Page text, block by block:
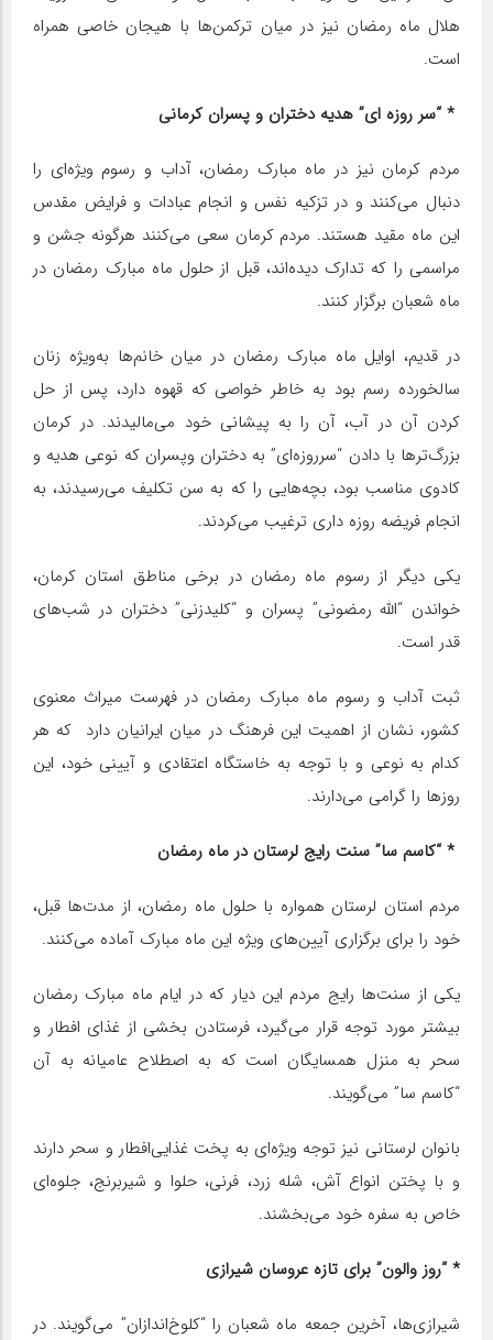
هلال ماه رمضان نیز در میان ترکمن‌ها با هیجان خاصی همراه
است.
* “سر روزه ای” هدیه دختران و پسران کرمانی
مردم کرمان نیز در ماه مبارک رمضان، آداب و رسوم ویژه‌ای را
دنبال می‌کنند و در تزکیه نفس و انجام عبادات و فرایض مقدس
این ماه مقید هستند. مردم کرمان سعی می‌کنند هرگونه جشن و
مراسمی را که تدارک دیده‌اند، قبل از حلول ماه مبارک رمضان در
ماه شعبان برگزار کنند.
در قدیم، اوایل ماه مبارک رمضان در میان خانم‌ها به‌ویژه زنان
سالخورده رسم بود به خاطر خواصی که قهوه دارد، پس از حل
کردن آن در آب، آن را به پیشانی خود می‌مالیدند. در کرمان
بزرگ‌ترها با دادن “سرروزه‌ای” به دختران وپسران که نوعی هدیه و
کادوی مناسب بود، بچه‌هایی را که به سن تکلیف می‌رسیدند، به
انجام فریضه روزه داری ترغیب می‌کردند.
یکی دیگر از رسوم ماه رمضان در برخی مناطق استان کرمان،
خواندن “الله رمضونی” پسران و “کلیدزنی” دختران در شب‌های
قدر است.
ثبت آداب و رسوم ماه مبارک رمضان در فهرست میراث معنوی
کشور، نشان از اهمیت این فرهنگ در میان ایرانیان دارد ‌ که هر
کدام به نوعی و با توجه به خاستگاه اعتقادی و آیینی خود، این
روزها را گرامی می‌دارند.
* “کاسم سا” سنت رایج لرستان در ماه رمضان
م‍ردم‌ ‌اس‍ت‍‍ان‌ ل‍رس‍ت‍‍ان‌ ‌ه‍م‍و‌اره‌ ب‍‍ا ح‍ل‍ول‌ م‍‍اه‌ رم‍ض‍‍ان‌، از مدت‌ها قبل،
خ‍ود ر‌ا ب‍ر‌ای ب‍رگ‍ز‌اری ‌آی‍ی‍ن‌‌های وی‍ژه‌ ‌ای‍ن‌ م‍‍اه‌ م‍ب‍‍ارک‌ ‌آم‍‍اده‌ می‌ک‍ن‍ن‍د.
ی‍ک‍‍ی ‌از س‍ن‍ت‌‌ها ر‌ای‍ج‌ م‍ردم‌ ‌ای‍ن‌ دی‍‍ار ک‍ه‌ در ‌ای‍‍ام‌ م‍‍اه‌ م‍ب‍‍ارک‌ رم‍ض‍‍ان‌
ب‍ی‍ش‍ت‍ر م‍ورد ت‍وج‍ه‌ ق‍ر‌ار می‌گ‍ی‍رد، ف‍رس‍ت‍‍ادن‌ ب‍خ‍ش‍‍ی‌ ‌از ‌غ‍ذ‌ای ‌اف‍ط‍ار و
س‍ح‍ر ب‍ه‌ منزل ‌ه‍م‍س‍‍ای‍گ‍‍ان‌ است ک‍ه‌ ب‍ه‌ ‌اص‍طلاح‌ ‌ع‍‍ام‍ی‍‍ان‍ه‌ ب‍ه‌ ‌آن‌
“ک‍‍اس‍م‌ س‍‍ا” می‌گ‍وی‍ن‍د.
ب‍‍ان‍و‌ان‌ ل‍رس‍ت‍‍ان‍‍ی‌ ن‍ی‍ز ت‍وج‍ه‌ وی‍ژه‌‌ای به پ‍خ‍ت‌ ‌غ‍ذ‌ایی‌اف‍ط‍ار و س‍ح‍ر د‌ارند
و ب‍‍ا پ‍خ‍ت‍ن‌ ‌ان‍و‌ا‌ع‌‌ آش‌، ش‍ل‍ه‌ زرد، ف‍رن‍‍ی، ح‍ل‍و‌ا و ش‍ی‍رب‍رن‍ج‌، ج‍ل‍وه‌‌ای
خ‍‍اص‌ ب‍ه‌ س‍ف‍ره‌ خ‍ود می‌ب‍خ‍ش‍ن‍د.
* “روز والون” برای تازه عروسان شیرازی
شیرازی‌ها، آخرین جمعه ماه شعبان را “کلوخ‌اندازان” می‌گویند. در